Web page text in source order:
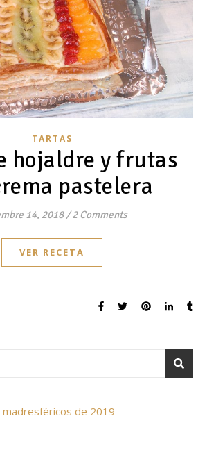
TARTAS
hojaldre y frutas
pastelera
14, 2018 / 2 Comments
VER RECETA